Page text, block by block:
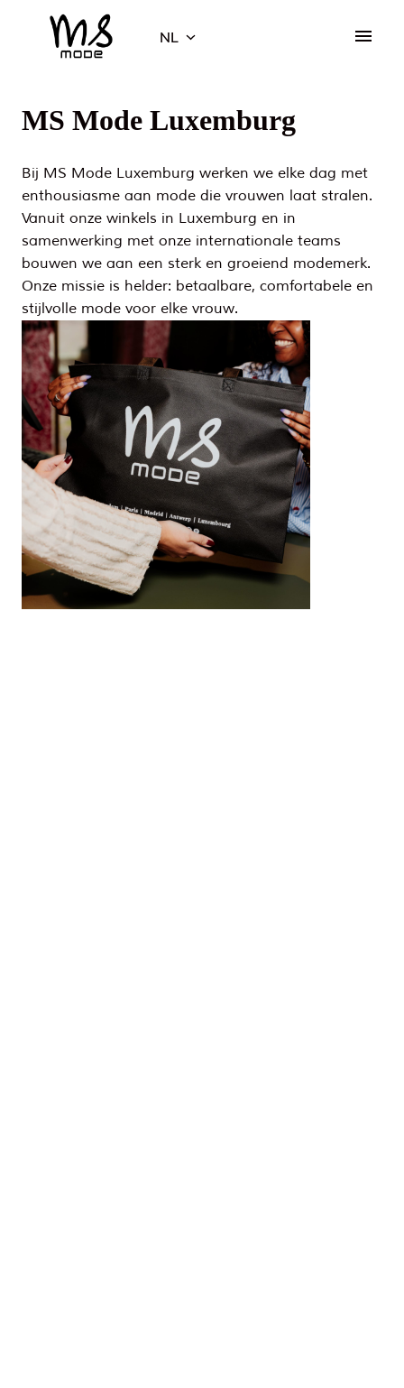
Overslaan
Homepagina NL
MS Mode Luxemburg
Bij MS Mode Luxemburg werken we elke dag met
enthousiasme aan mode die vrouwen laat stralen.
Vanuit onze winkels in Luxemburg en in
samenwerking met onze internationale teams
bouwen we aan een sterk en groeiend modemerk.
Onze missie is helder: betaalbare, comfortabele en
stijlvolle mode voor elke vrouw.